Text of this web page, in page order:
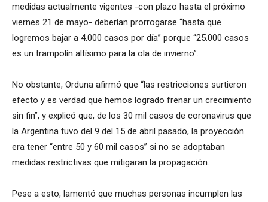
medidas actualmente vigentes -con plazo hasta el próximo
viernes 21 de mayo- deberían prorrogarse “hasta que
logremos bajar a 4.000 casos por día” porque “25.000 casos
es un trampolín altísimo para la ola de invierno”.
No obstante, Orduna afirmó que “las restricciones surtieron
efecto y es verdad que hemos logrado frenar un crecimiento
sin fin”, y explicó que, de los 30 mil casos de coronavirus que
la Argentina tuvo del 9 del 15 de abril pasado, la proyección
era tener “entre 50 y 60 mil casos” si no se adoptaban
medidas restrictivas que mitigaran la propagación.
Pese a esto, lamentó que muchas personas incumplen las